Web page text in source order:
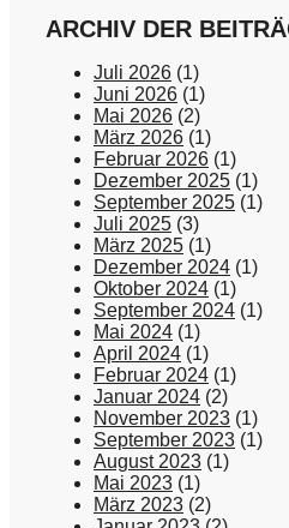
ARCHIV DER
Juli 2026 (1)
Juni 2026 (1)
Mai 2026 (2)
März 2026 (1)
Februar 2026 (1)
Dezember 2025 (1)
September 2025 (1)
Juli 2025 (3)
März 2025 (1)
Dezember 2024 (1)
Oktober 2024 (1)
September 2024 (1)
Mai 2024 (1)
April 2024 (1)
Februar 2024 (1)
Januar 2024 (2)
November 2023 (1)
September 2023 (1)
August 2023 (1)
Mai 2023 (1)
März 2023 (2)